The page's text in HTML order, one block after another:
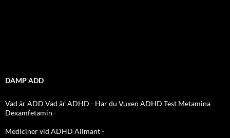
DAMP ADD
Vad är ADD Vad är ADHD - Har du Vuxen ADHD Test Metamina
Dexamfetamin -
Mediciner vid ADHD Allmänt-